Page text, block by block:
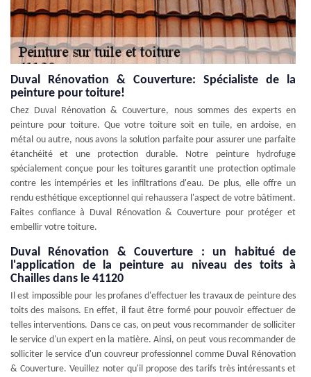
Duval Rénovation & Couverture: Spécialiste de la
peinture pour toiture!
Chez Duval Rénovation & Couverture, nous sommes des experts en
peinture pour toiture. Que votre toiture soit en tuile, en ardoise, en
métal ou autre, nous avons la solution parfaite pour assurer une parfaite
étanchéité et une protection durable. Notre peinture hydrofuge
spécialement conçue pour les toitures garantit une protection optimale
contre les intempéries et les infiltrations d'eau. De plus, elle offre un
rendu esthétique exceptionnel qui rehaussera l'aspect de votre bâtiment.
Faites confiance à Duval Rénovation & Couverture pour protéger et
embellir votre toiture.
Duval Rénovation & Couverture : un habitué de
l'application de la peinture au niveau des toits à
Chailles dans le 41120
Il est impossible pour les profanes d'effectuer les travaux de peinture des
toits des maisons. En effet, il faut être formé pour pouvoir effectuer de
telles interventions. Dans ce cas, on peut vous recommander de solliciter
le service d'un expert en la matière. Ainsi, on peut vous recommander de
solliciter le service d'un couvreur professionnel comme Duval Rénovation
& Couverture. Veuillez noter qu'il propose des tarifs très intéressants et